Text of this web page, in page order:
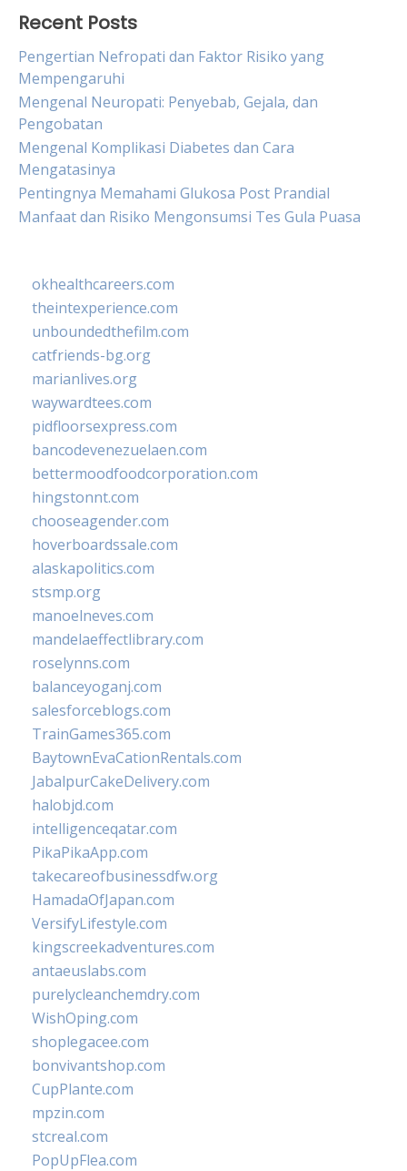
Recent Posts
Pengertian Nefropati dan Faktor Risiko yang
Mempengaruhi
Mengenal Neuropati: Penyebab, Gejala, dan
Pengobatan
Mengenal Komplikasi Diabetes dan Cara
Mengatasinya
Pentingnya Memahami Glukosa Post Prandial
Manfaat dan Risiko Mengonsumsi Tes Gula Puasa
okhealthcareers.com
theintexperience.com
unboundedthefilm.com
catfriends-bg.org
marianlives.org
waywardtees.com
pidfloorsexpress.com
bancodevenezuelaen.com
bettermoodfoodcorporation.com
hingstonnt.com
chooseagender.com
hoverboardssale.com
alaskapolitics.com
stsmp.org
manoelneves.com
mandelaeffectlibrary.com
roselynns.com
balanceyoganj.com
salesforceblogs.com
TrainGames365.com
BaytownEvaCationRentals.com
JabalpurCakeDelivery.com
halobjd.com
intelligenceqatar.com
PikaPikaApp.com
takecareofbusinessdfw.org
HamadaOfJapan.com
VersifyLifestyle.com
kingscreekadventures.com
antaeuslabs.com
purelycleanchemdry.com
WishOping.com
shoplegacee.com
bonvivantshop.com
CupPlante.com
mpzin.com
stcreal.com
PopUpFlea.com